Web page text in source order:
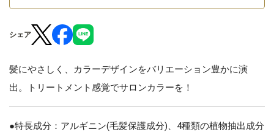
シェア
髪にやさしく、カラーデザインをバリエーション豊かに演
出。トリートメント感覚でサロンカラーを！
●特長成分：アルギニン(毛髪保護成分)、4種類の植物抽出成分